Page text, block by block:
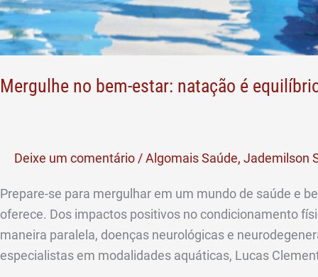
Mergulhe no bem-estar: natação é
Deixe um comentário /Algomais Saúde, Jademilson
Prepare-se para mergulhar em um mundo de saúde e
oferece. Dos impactos positivos no condicionamento
maneira paralela, doenças neurológicas e
especialistas em modalidades aquáticas, Lucas